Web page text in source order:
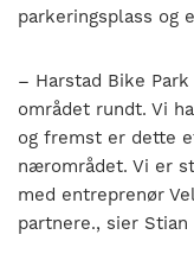
parkeringsplass og
– Harstad Bike
området rundt. Vi
og fremst er dette
nærområdet. Vi er
med entreprenør
partnere., sier Stian